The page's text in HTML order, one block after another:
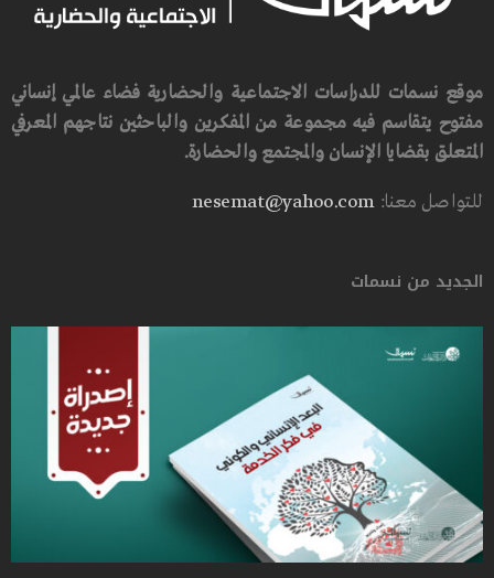
موقع نسمات للدراسات الاجتماعية والحضارية فضاء عالمي إنساني
مفتوح يتقاسم فيه مجموعة من المفكرين والباحثين نتاجهم المعرفي
المتعلق بقضايا الإنسان والمجتمع والحضارة.
للتواصل معنا:nesemat@yahoo.com
الجديد من نسمات